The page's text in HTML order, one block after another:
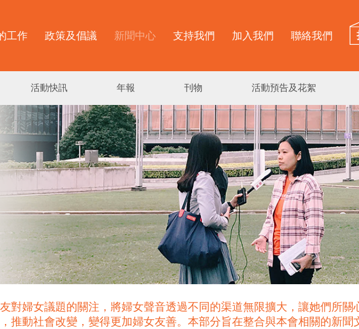
工作 政策及倡議 新聞中心 支持我們 加入我們 聯絡我們
活動快訊 年報 刊物 活動預告及花絮
對婦女議題的關注，將婦女聲音透過不同的渠道無限擴大，讓她們所關
推動社會改變，變得更加婦女友善。本部分旨在整合與本會相關的新聞